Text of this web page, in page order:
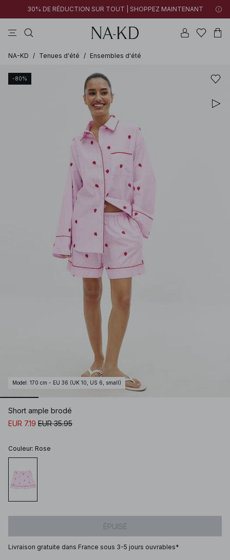
30% DE RÉDUCTION SUR TOUT | SHOPPEZ MAINTENANT
NA-KD / Tenues d'été / Ensembles d'été
-80%
Model : 170 cm - EU 36 (UK 10, US 6, small)
Short ample brodé
EUR 7.19 EUR 35.95
Couleur: Rose
ÉPUISÉ
Livraison gratuite dans France sous 3-5 jours ouvrables*